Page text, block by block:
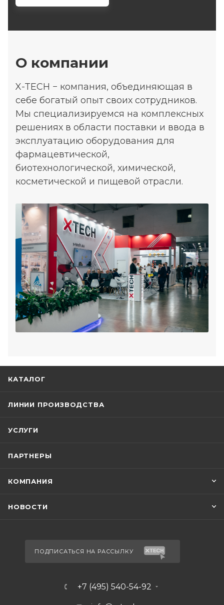
О компании
X-TECH − компания, объединяющая в
себе богатый опыт своих сотрудников.
Мы специализируемся на комплексных
решениях в области поставки и ввода в
эксплуатацию оборудования для
фармацевтической,
биотехнологической, химической,
косметической и пищевой отрасли.
КАТАЛОГ
ЛИНИИ ПРОИЗВОДСТВА
УСЛУГИ
ПАРТНЕРЫ
КОМПАНИЯ
НОВОСТИ
ПОДПИСАТЬСЯ НА РАССЫЛКУ
+7 (495) 540-54-92